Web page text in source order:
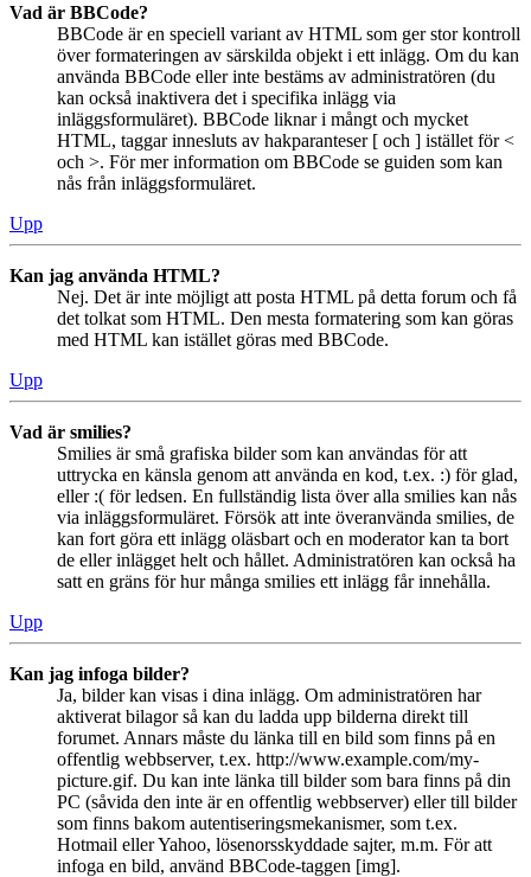
Vad är BBCode?
BBCode är en speciell variant av HTML som ger stor kontroll
över formateringen av särskilda objekt i ett inlägg. Om du kan
använda BBCode eller inte bestäms av administratören (du
kan också inaktivera det i specifika inlägg via
inläggsformuläret). BBCode liknar i mångt och mycket
HTML, taggar innesluts av hakparanteser [ och ] istället för <
och >. För mer information om BBCode se guiden som kan
nås från inläggsformuläret.
Upp
Kan jag använda HTML?
Nej. Det är inte möjligt att posta HTML på detta forum och få
det tolkat som HTML. Den mesta formatering som kan göras
med HTML kan istället göras med BBCode.
Upp
Vad är smilies?
Smilies är små grafiska bilder som kan användas för att
uttrycka en känsla genom att använda en kod, t.ex. :) för glad,
eller :( för ledsen. En fullständig lista över alla smilies kan nås
via inläggsformuläret. Försök att inte överanvända smilies, de
kan fort göra ett inlägg oläsbart och en moderator kan ta bort
de eller inlägget helt och hållet. Administratören kan också ha
satt en gräns för hur många smilies ett inlägg får innehålla.
Upp
Kan jag infoga bilder?
Ja, bilder kan visas i dina inlägg. Om administratören har
aktiverat bilagor så kan du ladda upp bilderna direkt till
forumet. Annars måste du länka till en bild som finns på en
offentlig webbserver, t.ex. http://www.example.com/my-
picture.gif. Du kan inte länka till bilder som bara finns på din
PC (såvida den inte är en offentlig webbserver) eller till bilder
som finns bakom autentiseringsmekanismer, som t.ex.
Hotmail eller Yahoo, lösenorsskyddade sajter, m.m. För att
infoga en bild, använd BBCode-taggen [img].